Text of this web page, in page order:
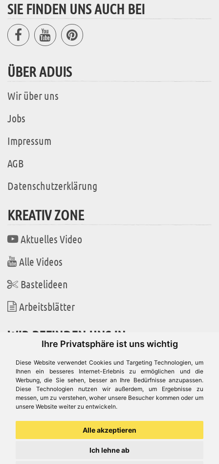
Ihre Privatsphäre ist uns wichtig
Diese Website verwendet Cookies und Targeting Technologien, um
Ihnen ein besseres Internet-Erlebnis zu ermöglichen und die
Werbung, die Sie sehen, besser an Ihre Bedürfnisse anzupassen.
Diese Technologien nutzen wir außerdem, um Ergebnisse zu
messen, um zu verstehen, woher unsere Besucher kommen oder um
unsere Website weiter zu entwickeln.
Alle akzeptieren
Ich lehne ab
SIE FINDEN UNS AUCH BEI
ÜBER ADUIS
Wir über uns
Jobs
Impressum
AGB
Datenschutzerklärung
KREATIV ZONE
Aktuelles Video
Alle Videos
Bastelideen
Arbeitsblätter
WIR BEFINDEN UNS IN
Es gibt uns auch in